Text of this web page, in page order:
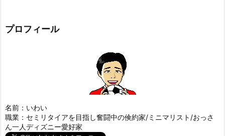
プロフィール
名前：いわい
職業：セミリタイアを目指し奮闘中の倹約家/ミニマリスト/おっさ
ん一人ディズニー愛好家